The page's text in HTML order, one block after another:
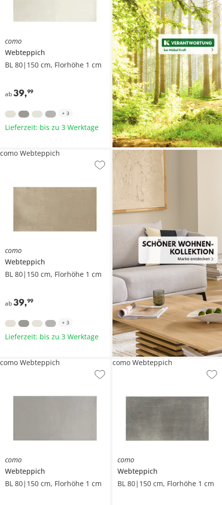
como
Webteppich
BL 80|150 cm, Florhöhe 1 cm
ab39,99
+ 3
Lieferzeit: bis zu 3 Werktage
como
Webteppich
BL 80|150 cm, Florhöhe 1 cm
ab39,99
como Webteppich
+ 3
Lieferzeit: bis zu 3 Werktage
como
Webteppich
BL 80|150 cm, Florhöhe 1 cm
como Webteppich
como
Webteppich
BL 80|150 cm, Florhöhe 1 cm
como Webteppich